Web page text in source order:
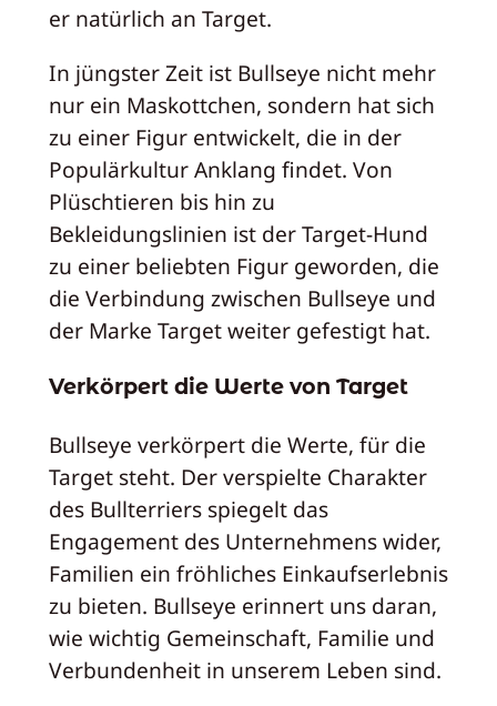
er natürlich an Target.
In jüngster Zeit ist Bullseye nicht mehr
nur ein Maskottchen, sondern hat sich
zu einer Figur entwickelt, die in der
Populärkultur Anklang findet. Von
Plüschtieren bis hin zu
Bekleidungslinien ist der Target-Hund
zu einer beliebten Figur geworden, die
die Verbindung zwischen Bullseye und
der Marke Target weiter gefestigt hat.
Verkörpert die Werte von Target
Bullseye verkörpert die Werte, für die
Target steht. Der verspielte Charakter
des Bullterriers spiegelt das
Engagement des Unternehmens wider,
Familien ein fröhliches Einkaufserlebnis
zu bieten. Bullseye erinnert uns daran,
wie wichtig Gemeinschaft, Familie und
Verbundenheit in unserem Leben sind.